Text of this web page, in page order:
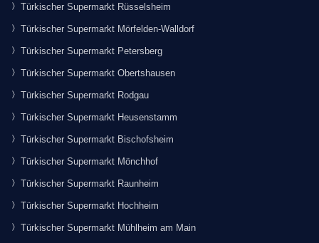
Türkischer Supermarkt Rüsselsheim
Türkischer Supermarkt Mörfelden-Walldorf
Türkischer Supermarkt Petersberg
Türkischer Supermarkt Obertshausen
Türkischer Supermarkt Rodgau
Türkischer Supermarkt Heusenstamm
Türkischer Supermarkt Bischofsheim
Türkischer Supermarkt Mönchhof
Türkischer Supermarkt Raunheim
Türkischer Supermarkt Hochheim
Türkischer Supermarkt Mühlheim am Main